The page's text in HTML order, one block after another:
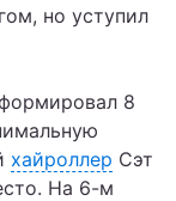
но уступил
8
хайроллер Сэт
На 6-м